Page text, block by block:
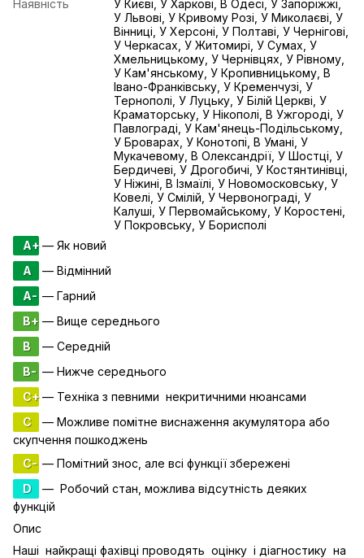
Наявність
У Києві, У Харкові, В Одесі, У Запоріжжі,
У Львові, У Кривому Розі, У Миколаєві, У
Вінниці, У Херсоні, У Полтаві, У Чернігові,
У Черкасах, У Житомирі, У Сумах, У
Хмельницькому, У Чернівцях, У Рівному,
У Кам'янському, У Кропивницькому, В
Івано-Франківську, У Кременчузі, У
Тернополі, У Луцьку, У Білій Церкві, У
Краматорську, У Нікополі, В Ужгороді, У
Павлограді, У Кам'янець-Подільському,
У Броварах, У Конотопі, В Умані, У
Мукачевому, В Олександрії, У Шостці, У
Бердичеві, У Дрогобичі, У Костянтинівці,
У Ніжині, В Ізмаїлі, У Новомосковську, У
Ковелі, У Смілій, У Червонограді, У
Калуші, У Первомайському, У Коростені,
У Покровську, У Борисполі
A+— Як новий
A
— Відмінний
A- — Гарний
B+ — Вище середнього
B
— Середній
B- — Нижче середнього
C+— Техніка з певними некритичними нюансами
C
— Можливе помітне виснаження акумулятора або
скупчення пошкоджень
C- — Помітний знос, але всі функції збережені
D
— Робочий стан, можлива відсутність деяких
функцій
Опис
Наші найкращі фахівці проводять оцінку і діагностику на